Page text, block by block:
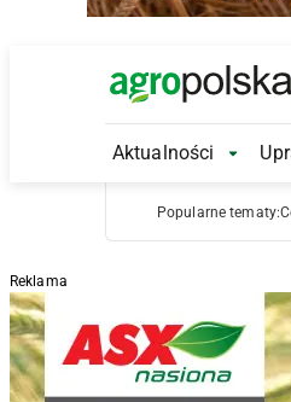
Main Logo
Aktualności
Popularne tematy:
Reklama